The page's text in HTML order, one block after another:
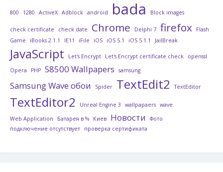
800 1280 ActiveX Adblock android bada Block images
check certificate check date Chrome Delphi 7 firefox
Flash
Game
iBooks 2.1.1 IE11 iFile iOS iOS 5.1 iOS 5.1.1 JailBreak
JavaScript Let's Encrypt Let's Encrypt certificate check
openssl
Opera
PHP S8500 Wallpapers samsung
Samsung Wave обои Spider TextEdit2 TextEditor
TextEditor2 Unreal Engine 3 wallpapaers wave
Web Application
Батарея в % Киев Новости
Фото
подключение отсутствует
проверка сертификата